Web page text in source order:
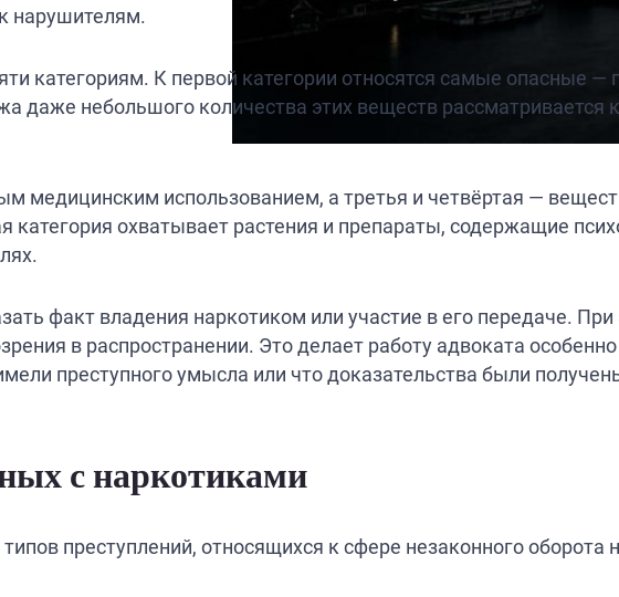
нарушителям.
категориям. К первой категории относятся самые опасные —
даже небольшого количества этих веществ рассматривается
медицинским использованием, а третья и четвёртая —
охватывает растения и препараты, содержащие
факт владения наркотиком или участие в его передаче. При
в распространении. Это делает работу адвоката особенно
преступного умысла или что доказательства были
с наркотиками
преступлений, относящихся к сфере незаконного оборота